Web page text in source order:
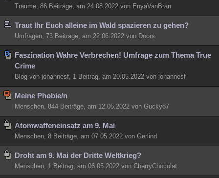
Träume, 86 Beiträge, am 24.08.2022 von EnyaVanBran
Traut Ihr Euch alleine im Wald spazieren zu gehen?
Umfragen, 73 Beiträge, am 22.06.2022 von Doors
Faszination Wahre Verbrechen! Umfrage zum Thema True
Crime
Blog von johannesf, 1 Beitrag, am 20.05.2022 von johannesf
Meine Phobie/n
Menschen, 844 Beiträge, am 12.05.2022 von Gucky87
Atomwaffeneinsatz am 9. Mai
Menschen, 8 Beiträge, am 07.05.2022 von Gerlind
Droht am 9. Mai der Dritte Weltkrieg?
Menschen, 1 Beitrag, am 06.05.2022 von CherryChocolat